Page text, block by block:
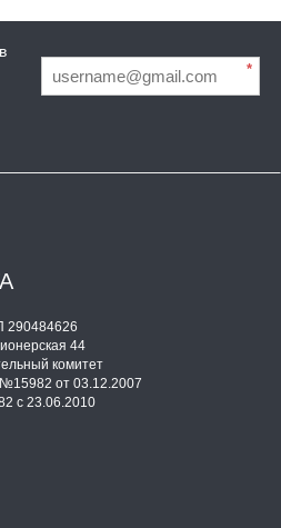
*
290484626
44
комитет
№15982 от 03.12.2007
с 23.06.2010